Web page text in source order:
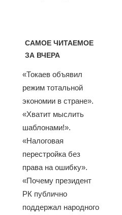
САМОЕ ЧИТАЕМОЕ
ЗА ВЧЕРА
«Токаев объявил
режим тотальной
экономии в стране».
«Хватит мыслить
шаблонами!».
«Налоговая
перестройка без
права на ошибку».
«Почему президент
РК публично
поддержал народного